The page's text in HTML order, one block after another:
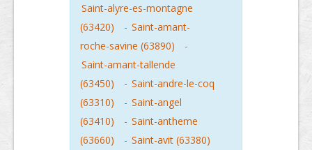
Saint-alyre-es-montagne
(63420)
- Saint-amant-
roche-savine (63890)
-
Saint-amant-tallende
(63450)
- Saint-andre-le-coq
(63310)
- Saint-angel
(63410)
- Saint-antheme
(63660)
- Saint-avit (63380)